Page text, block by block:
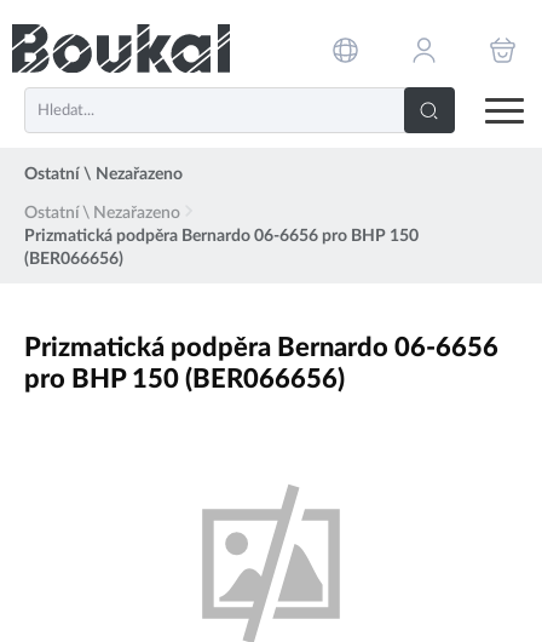
Ostatní \ Nezařazeno
Ostatní \ Nezařazeno
Prizmatická podpěra Bernardo 06-6656 pro BHP 150
(BER066656)
Prizmatická podpěra Bernardo 06-6656
pro BHP 150 (BER066656)